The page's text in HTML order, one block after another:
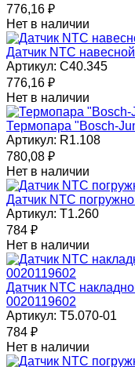
776,16 ₽
Нет в наличии
Датчик NTC
Артикул: C40.345
776,16 ₽
Нет в наличии
Термопара "Bosch-
Артикул: R1.108
780,08 ₽
Нет в наличии
Датчик NTC
Артикул: T1.260
784 ₽
Нет в наличии
Датчик NTC
0020119602
Артикул: T5.070-01
784 ₽
Нет в наличии